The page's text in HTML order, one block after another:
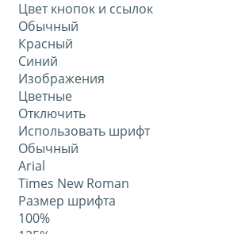
Цвет кнопок и ссылок
Обычный
Красный
Синий
Изображения
Цветные
Отключить
Использовать шрифт
Обычный
Arial
Times New Roman
Размер шрифта
100%